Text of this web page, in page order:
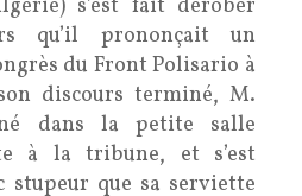
s’est fait dérober
qu’il prononçait un
du Front Polisario à
discours terminé, M.
dans la petite salle
à la tribune, et s’est
stupeur que sa serviette